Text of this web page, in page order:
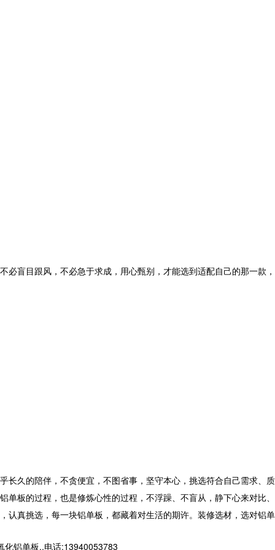
必盲目跟风，不必急于求成，用心甄别，才能选到适配自己的那一款，
长久的陪伴，不贪便宜，不图省事，坚守本心，挑选符合自己需求、质
铝单板的过程，也是修炼心性的过程，不浮躁、不盲从，静下心来对比、
认真挑选，每一块铝单板，都藏着对生活的期许。装修选材，选对铝单
化铝单板,,电话:13940053783